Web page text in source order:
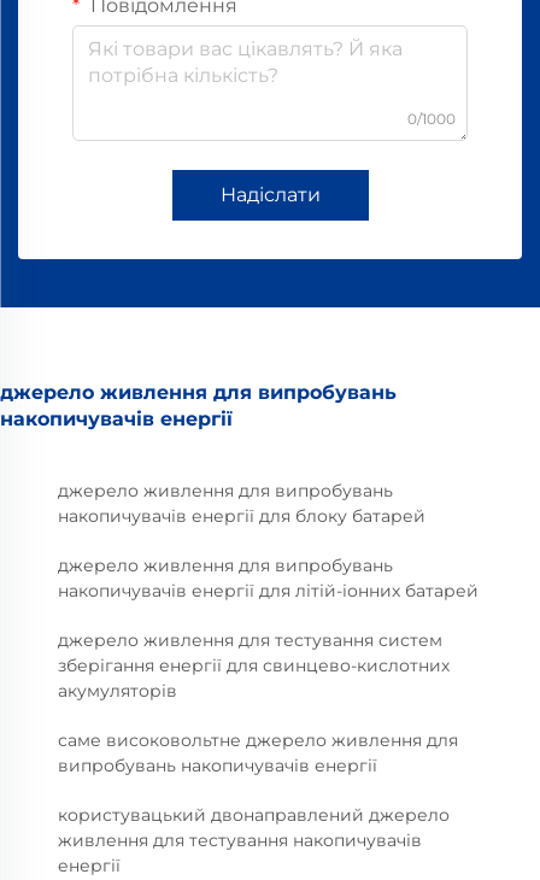
Повідомлення
0/1000
Надіслати
джерело живлення для випробувань
накопичувачів енергії
джерело живлення для випробувань
накопичувачів енергії для блоку батарей
джерело живлення для випробувань
накопичувачів енергії для літій-іонних батарей
джерело живлення для тестування систем
зберігання енергії для свинцево-кислотних
акумуляторів
саме високовольтне джерело живлення для
випробувань накопичувачів енергії
користувацький двонаправлений джерело
живлення для тестування накопичувачів
енергії